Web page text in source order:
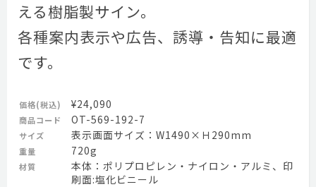
える樹脂製サイン。
各種案内表示や広告、誘導・告知に最適
です。
価格(税込) ¥24,090
商品コード OT-569-192-7
サイズ 表示画面サイズ：W1490×Ｈ290mm
重量 720g
材質
本体：ポリプロピレン・ナイロン・アルミ、印
刷面:塩化ビニール